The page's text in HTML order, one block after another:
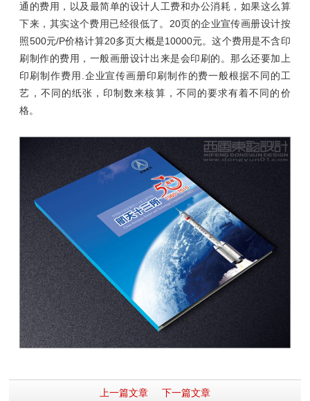
通的费用，以及最简单的设计人工费和办公消耗，如果这么算
下来，其实这个费用已经很低了。20页的企业宣传画册设计按
照500元/P价格计算20多页大概是10000元。这个费用是不含印
刷制作的费用，一般画册设计出来是会印刷的。那么还要加上
印刷制作费用.企业宣传画册印刷制作的费一般根据不同的工
艺，不同的纸张，印制数来核算，不同的要求有着不同的价
格。
上一篇文章 下一篇文章